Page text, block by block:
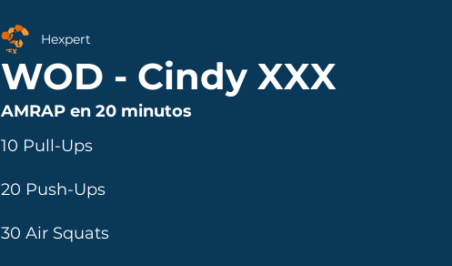
WOD - Cindy XXX
Hexpert
AMRAP en 20 minutos
10 Pull-Ups
20 Push-Ups
30 Air Squats